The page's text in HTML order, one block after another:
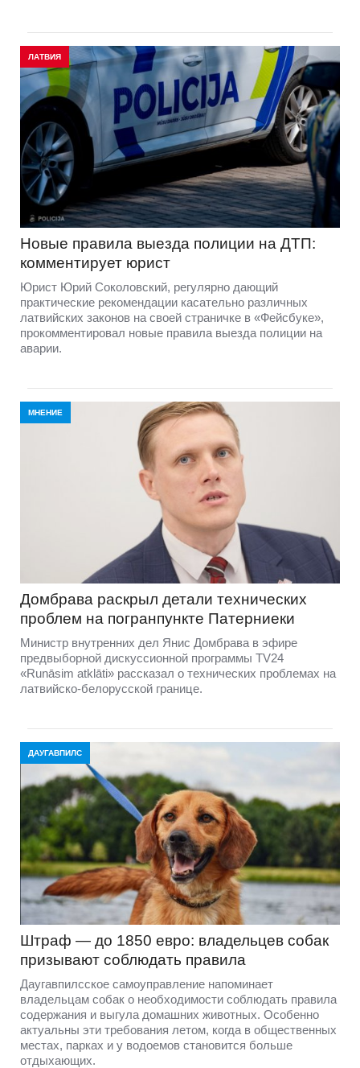
ЛАТВИЯ
Новые правила выезда полиции на ДТП:
комментирует юрист
Юрист Юрий Соколовский, регулярно дающий
практические рекомендации касательно различных
латвийских законов на своей страничке в «Фейсбуке»,
прокомментировал новые правила выезда полиции на
аварии.
МНЕНИЕ
Домбравa раскрыл детали технических
проблем на погранпункте Патерниеки
Министр внутренних дел Янис Домбрава в эфире
предвыборной дискуссионной программы TV24
«Runāsim atklāti» рассказал о технических проблемах на
латвийско-белорусской границе.
ДАУГАВПИЛС
Штраф — до 1850 евро: владельцев собак
призывают соблюдать правила
Даугавпилсское самоуправление напоминает
владельцам собак о необходимости соблюдать правила
содержания и выгула домашних животных. Особенно
актуальны эти требования летом, когда в общественных
местах, парках и у водоемов становится больше
отдыхающих.